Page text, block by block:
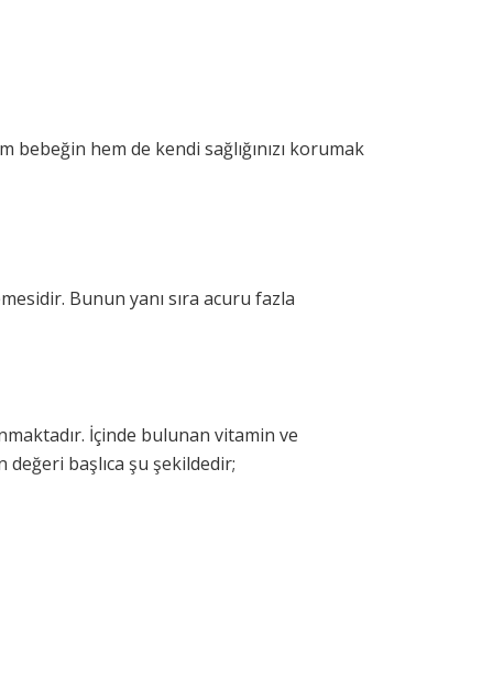
hem de kendi sağlığınızı korumak
Bunun yanı sıra acuru fazla
İçinde bulunan vitamin ve
başlıca şu şekildedir;